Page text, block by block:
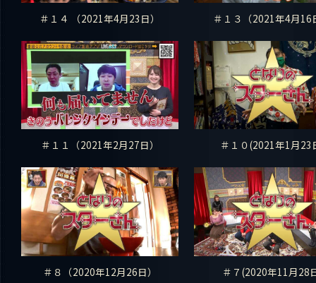
＃１４ （2021年4月23日） ＃１３（2021年4月16
＃１１（2021年2月27日） ＃１０(2021年1月23
＃８（2020年12月26日） ＃７(2020年11月28